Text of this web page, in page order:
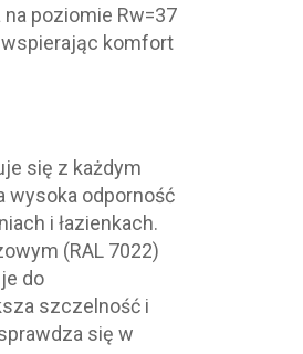
poziomie Rw=37
wspierając komfort
się z każdym
wysoka odporność
i łazienkach.
(RAL 7022)
do
szczelność i
się w